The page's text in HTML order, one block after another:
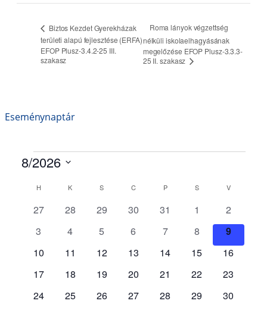
Biztos Kezdet Gyerekházak
területi alapú fejlesztése (ERFA)
EFOP Plusz-3.4.2-25 III.
szakasz
Roma lányok végzettség
nélküli iskolaelhagyásának
megelőzése EFOP Plusz-3.3.3-
25 II. szakasz
Eseménynaptár